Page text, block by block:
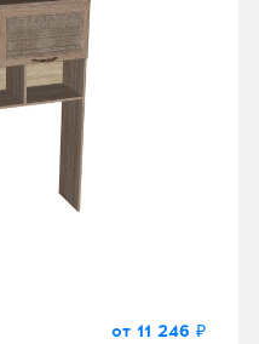
от 11 246 ₽